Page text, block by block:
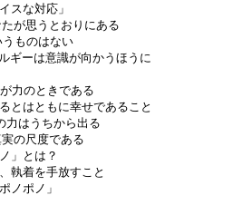
スな対応」
が思うとおりにある
ものはない
ギーは意識が向かうほうに
力のときである
とはともに幸せであること
力はうちから出る
の尺度である
」とは？
執着を手放すこと
ノポノ」